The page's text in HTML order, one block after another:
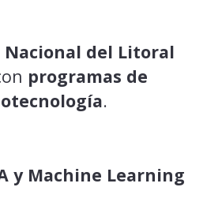
Nacional del Litoral
programas de
.
y Machine Learning